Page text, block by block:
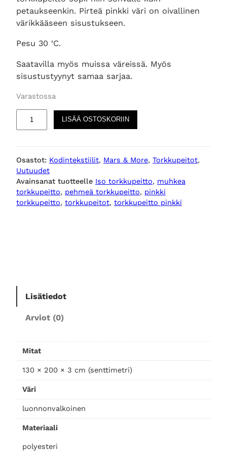
petaukseenkin. Pirteä pinkki väri on oivallinen
värikkääseen sisustukseen.
Pesu 30 ‘C.
Saatavilla myös muissa väreissä. Myös
sisustustyynyt samaa sarjaa.
Varastossa
l
a
n
d
p
i
LISÄÄ OSTOSKORIIN
Osastot: Kodintekstiilit, Mars & More, Torkkupeitot
Uutuudet
Avainsanat tuotteelle Iso torkkupeitto, muhkea
torkkupeitto, pehmeä torkkupeitto, pinkki
torkkupeitto, torkkupeitot, torkkupeitto pinkki
Lisätiedot
Arviot (0)
Mitat
130 × 200 × 3 cm (senttimetri)
Väri
luonnonvalkoinen
Materiaali
polyesteri